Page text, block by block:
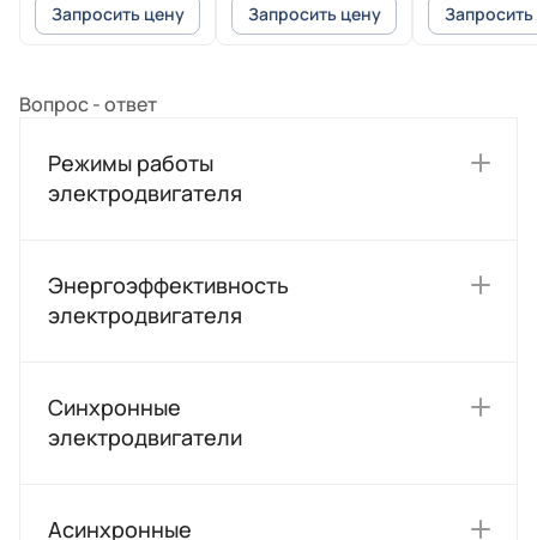
Запросить цену Запросить цену
Вопрос - ответ
Режимы работы
электродвигателя
Энергоэффективность
электродвигателя
Синхронные
электродвигатели
Асинхронные